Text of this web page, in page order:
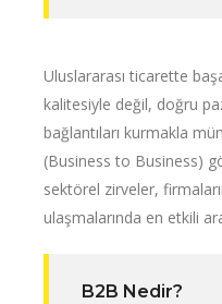
Uluslararası ticarette
kalitesiyle değil, doğru
bağlantıları kurmakla
(Business to Business)
sektörel zirveler,
ulaşmalarında en etkili
B2B Nedir?